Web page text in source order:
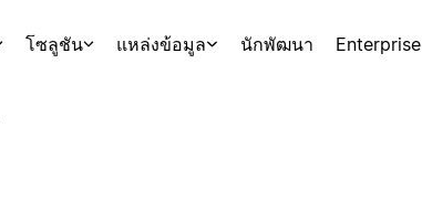
โซลูชัน แหล่งข้อมูล นักพัฒนา Enterprise